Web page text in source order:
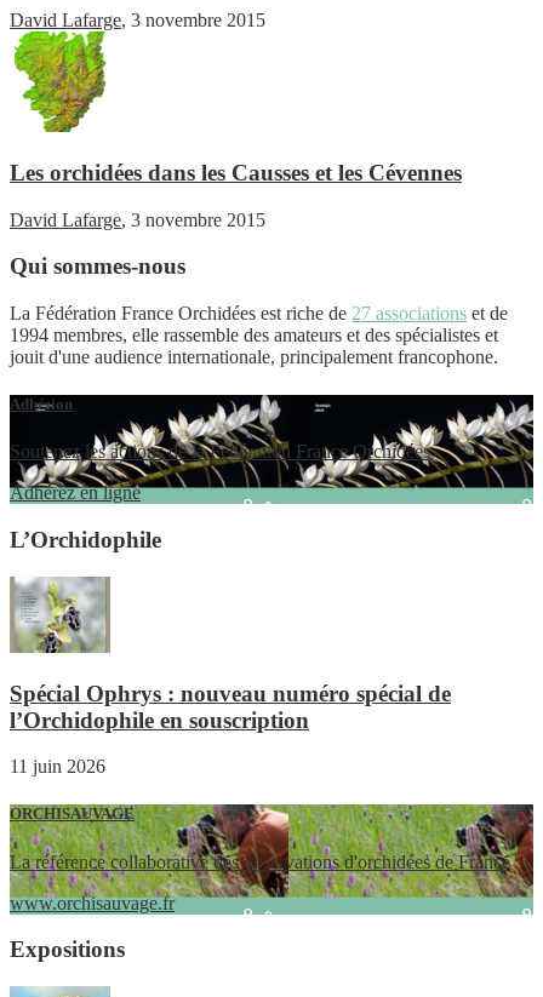
David Lafarge, 3 novembre 2015
Les orchidées dans les Causses et les Cévennes
David Lafarge, 3 novembre 2015
Qui sommes-nous
La Fédération France Orchidées est riche de 27 associations et de
1994 membres, elle rassemble des amateurs et des spécialistes et
jouit d'une audience internationale, principalement francophone.
Adhésion
Soutenez les actions de la Fédération France Orchidées
Adhérez en ligne
L’Orchidophile
Spécial Ophrys : nouveau numéro spécial de
l’Orchidophile en souscription
11 juin 2026
ORCHISAUVAGE
La référence collaborative des observations d'orchidées de France
www.orchisauvage.fr
Expositions